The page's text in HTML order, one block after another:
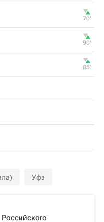
70‎’‎
90‎’‎
85‎’‎
Уфа
Российского